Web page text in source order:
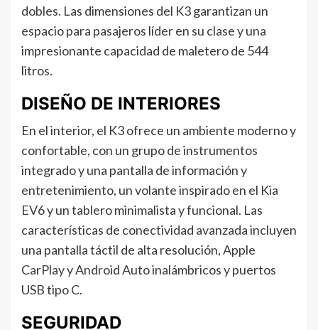
dobles. Las dimensiones del K3 garantizan un
espacio para pasajeros líder en su clase y una
impresionante capacidad de maletero de 544
litros.
DISEÑO DE INTERIORES
En el interior, el K3 ofrece un ambiente moderno y
confortable, con un grupo de instrumentos
integrado y una pantalla de información y
entretenimiento, un volante inspirado en el Kia
EV6 y un tablero minimalista y funcional. Las
características de conectividad avanzada incluyen
una pantalla táctil de alta resolución, Apple
CarPlay y Android Auto inalámbricos y puertos
USB tipo C.
SEGURIDAD